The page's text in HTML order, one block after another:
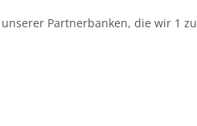
Partnerbanken, die wir 1 zu